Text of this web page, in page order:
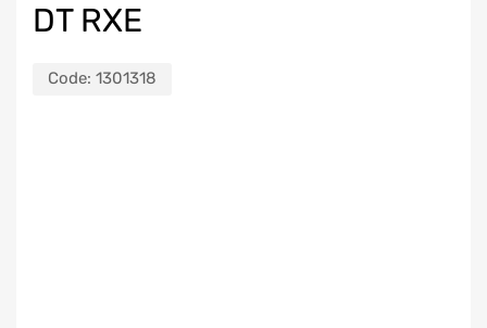
DT RXE
Code: 1301318